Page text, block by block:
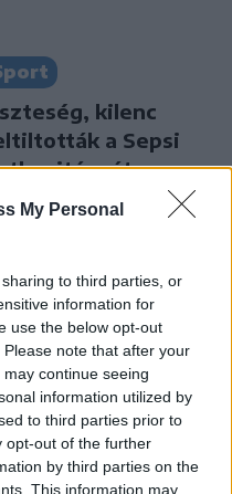
My Personal
to third parties, or
information for
use the below opt-out
note that after your
continue seeing
information utilized by
to third parties prior to
opt-out of the further
by third parties on the
This information may
kilenc
a Sepsi
ismerkedhet
diszkgolf-